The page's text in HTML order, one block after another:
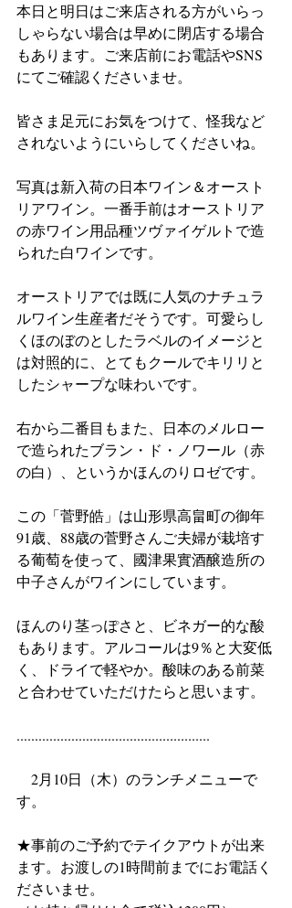
本日と明日はご来店される方がいらっ
しゃらない場合は早めに閉店する場合
もあります。ご来店前にお電話やSNS
にてご確認くださいませ。
皆さま足元にお気をつけて、怪我など
されないようにいらしてくださいね。
写真は新入荷の日本ワイン＆オースト
リアワイン。一番手前はオーストリア
の赤ワイン用品種ツヴァイゲルトで造
られた白ワインです。
オーストリアでは既に人気のナチュラ
ルワイン生産者だそうです。可愛らし
くほのぼのとしたラベルのイメージと
は対照的に、とてもクールでキリリと
したシャープな味わいです。
右から二番目もまた、日本のメルロー
で造られたブラン・ド・ノワール（赤
の白）、というかほんのりロゼです。
この「菅野皓」は山形県高畠町の御年
91歳、88歳の菅野さんご夫婦が栽培す
る葡萄を使って、國津果實酒醸造所の
中子さんがワインにしています。
ほんのり茎っぽさと、ビネガー的な酸
もあります。アルコールは9％と大変低
く、ドライで軽やか。酸味のある前菜
と合わせていただけたらと思います。
.....................................................
2月10日（木）のランチメニューで
す。
★事前のご予約でテイクアウトが出来
ます。お渡しの1時間前までにお電話く
ださいませ。